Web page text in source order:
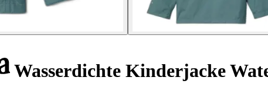
Wasserdichte Kinderjacke